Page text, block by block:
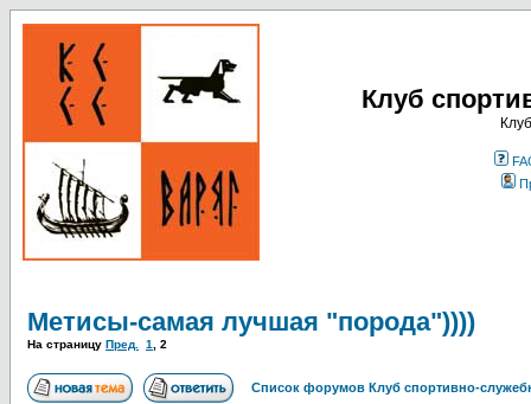
Клуб
Метисы-самая лучшая "порода"))))
На страницу Пред. 1 2
Список форумов Клуб спортивно-